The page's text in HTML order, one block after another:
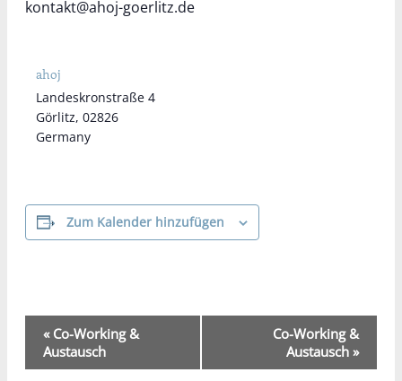
kontakt@ahoj-goerlitz.de
ahoj
Landeskronstraße 4
Görlitz, 02826
Germany
Zum Kalender hinzufügen
Veranstaltung-
Navigation
«Co-Working &
Austausch
Co-Working &
Austausch »